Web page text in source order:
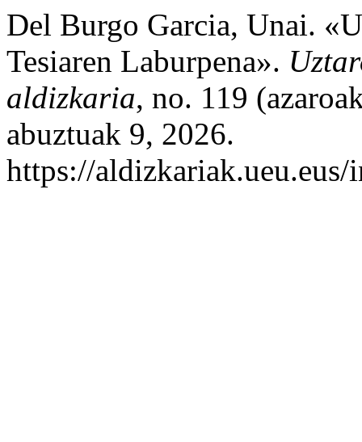
Del Burgo Garcia, Unai.
Tesiaren Laburpena».
aldizkaria, no. 119
abuztuak 9, 2026.
https://